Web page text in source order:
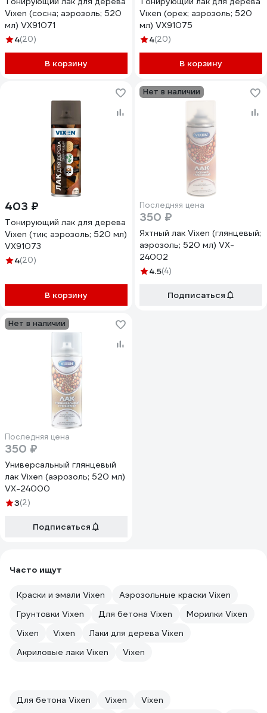
Vixen (сосна; аэрозоль; 520
мл) VX91071
4(20)
В корзину
Vixen (орех; аэрозоль; 520
мл) VX91075
4(20)
В корзину
403 ₽
Тонирующий лак для дерева
Vixen (тик; аэрозоль; 520 мл)
VX91073
4(20)
В корзину
Нет в наличии
Последняя цена
350 ₽
Яхтный лак Vixen (глянцевый;
аэрозоль; 520 мл) VX-
24002
4.5(4)
Подписаться
Нет в наличии
Последняя цена
350 ₽
Универсальный глянцевый
лак Vixen (аэрозоль; 520 мл)
VX-24000
3(2)
Подписаться
Часто ищут
Краски и эмали Vixen
Аэрозольные краски Vixen
Грунтовки Vixen
Для бетона Vixen
Морилки Vixen
Vixen
Vixen
Лаки для дерева Vixen
Акриловые лаки Vixen
Vixen
Для бетона Vixen Vixen
Vixen